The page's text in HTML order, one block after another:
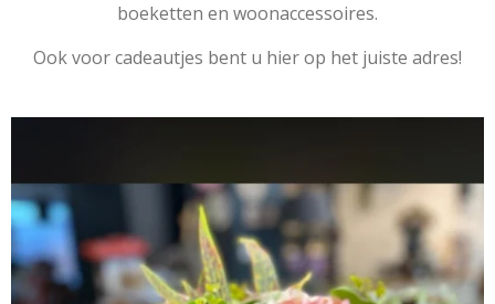
boeketten en woonaccessoires.
Ook voor cadeautjes bent u hier op het juiste adres!